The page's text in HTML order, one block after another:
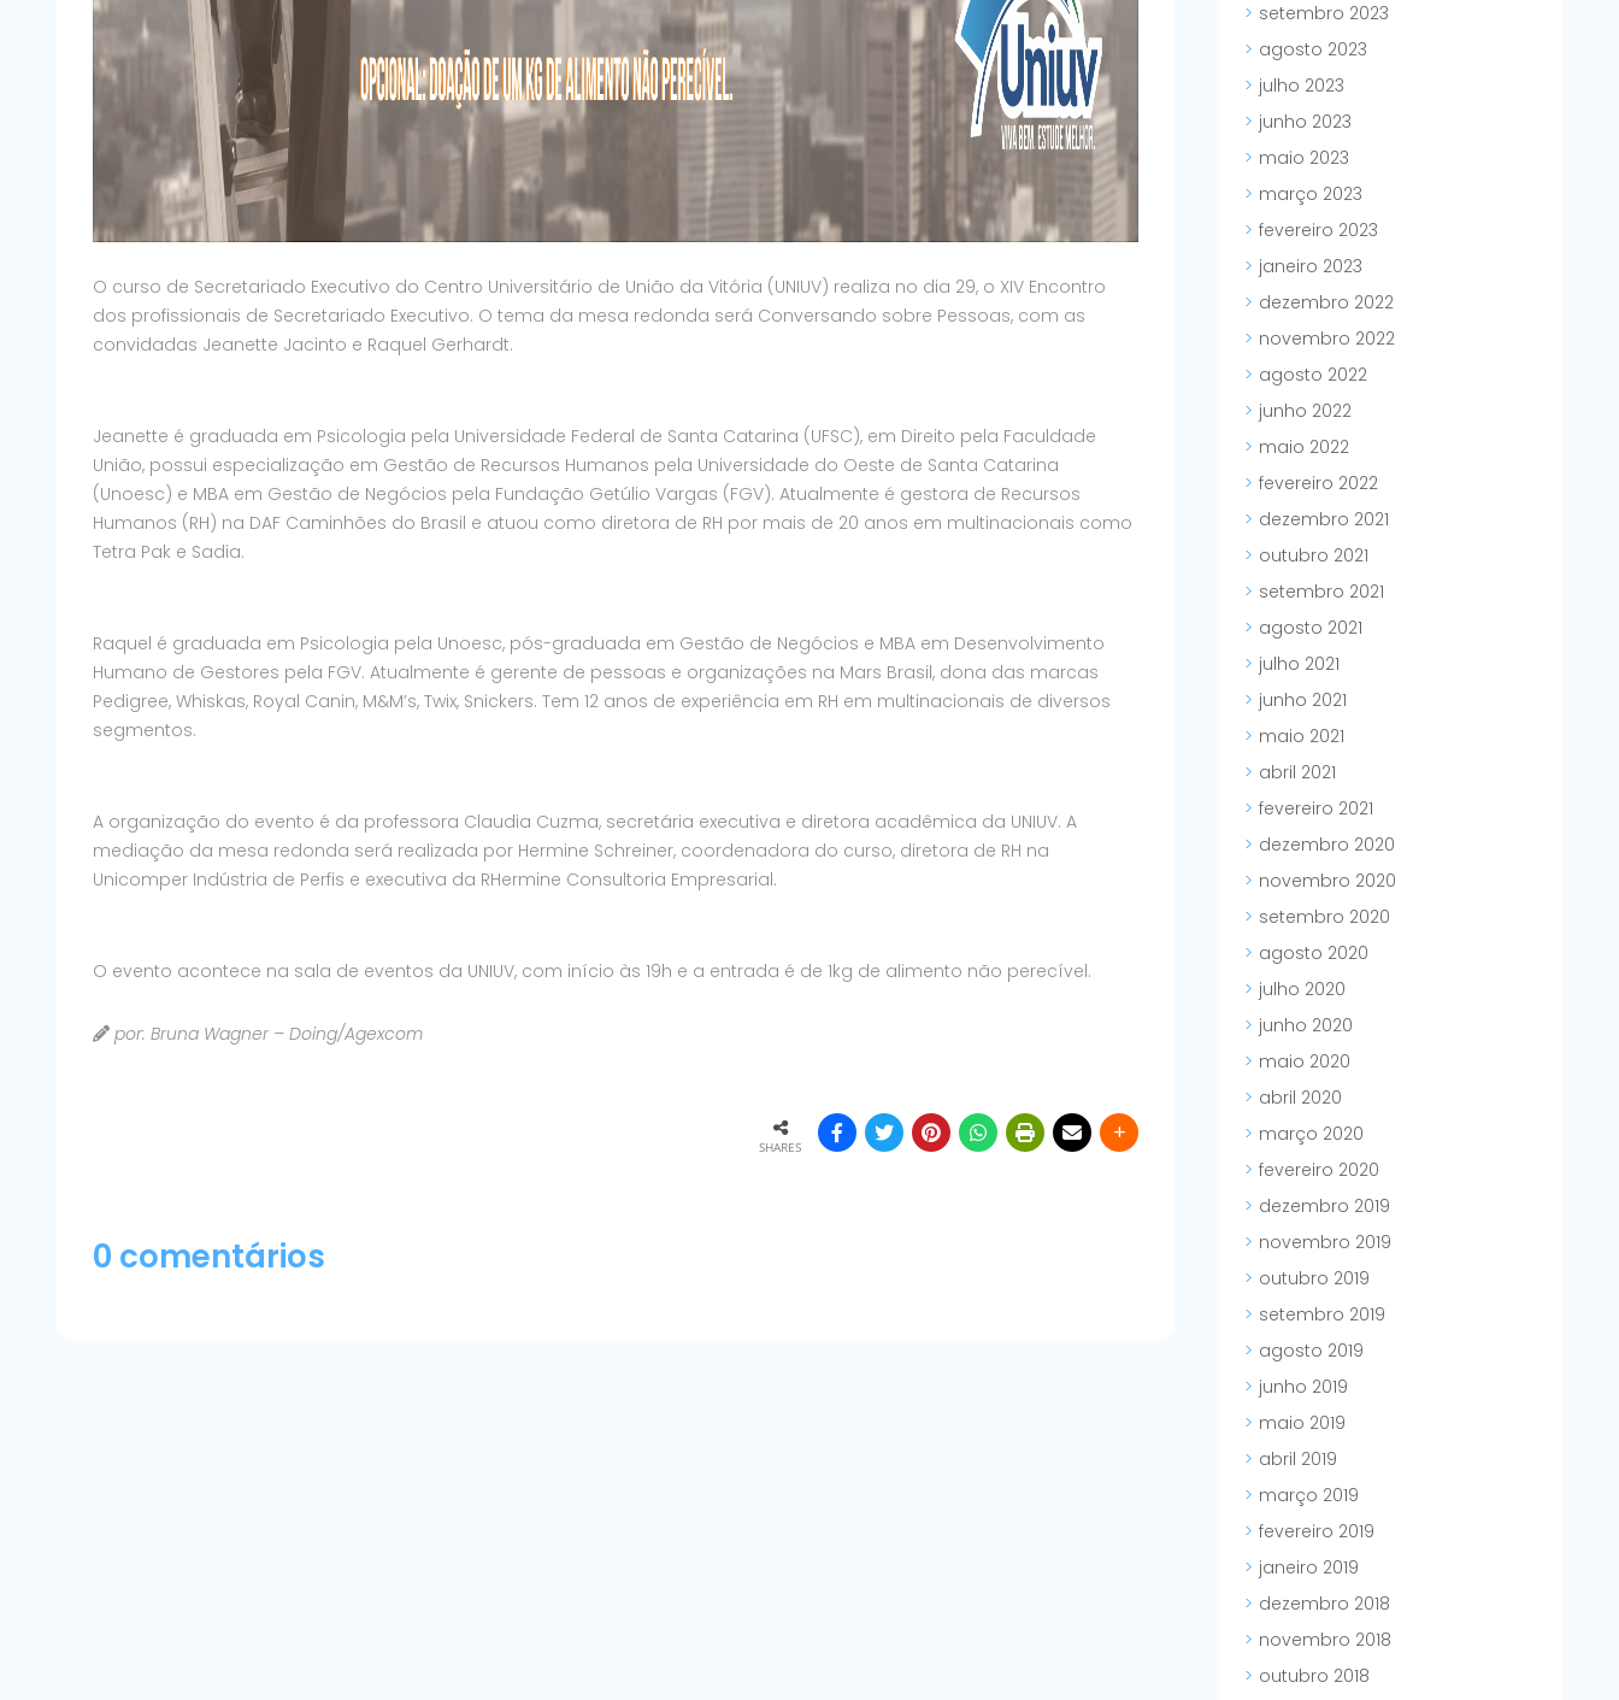
O curso de Secretariado Executivo do Centro Universitário de União da Vitória (UNIUV) realiza no dia 29, o XIV Encontro
dos profissionais de Secretariado Executivo. O tema da mesa redonda será Conversando sobre Pessoas, com as
convidadas Jeanette Jacinto e Raquel Gerhardt.
Jeanette é graduada em Psicologia pela Universidade Federal de Santa Catarina (UFSC), em Direito pela Faculdade
União, possui especialização em Gestão de Recursos Humanos pela Universidade do Oeste de Santa Catarina
(Unoesc) e MBA em Gestão de Negócios pela Fundação Getúlio Vargas (FGV). Atualmente é gestora de Recursos
Humanos (RH) na DAF Caminhões do Brasil e atuou como diretora de RH por mais de 20 anos em multinacionais como
Tetra Pak e Sadia.
Raquel é graduada em Psicologia pela Unoesc, pós-graduada em Gestão de Negócios e MBA em Desenvolvimento
Humano de Gestores pela FGV. Atualmente é gerente de pessoas e organizações na Mars Brasil, dona das marcas
Pedigree, Whiskas, Royal Canin, M&M’s, Twix, Snickers. Tem 12 anos de experiência em RH em multinacionais de diversos
segmentos.
A organização do evento é da professora Claudia Cuzma, secretária executiva e diretora acadêmica da UNIUV. A
mediação da mesa redonda será realizada por Hermine Schreiner, coordenadora do curso, diretora de RH na
Unicomper Indústria de Perfis e executiva da RHermine Consultoria Empresarial.
O evento acontece na sala de eventos da UNIUV, com início às 19h e a entrada é de 1kg de alimento não perecível.
por: Bruna Wagner – Doing/Agexcom
SHARES
0 comentários
setembro 2023
agosto 2023
julho 2023
junho 2023
maio 2023
março 2023
fevereiro 2023
janeiro 2023
dezembro 2022
novembro 2022
agosto 2022
junho 2022
maio 2022
fevereiro 2022
dezembro 2021
outubro 2021
setembro 2021
agosto 2021
julho 2021
junho 2021
maio 2021
abril 2021
fevereiro 2021
dezembro 2020
novembro 2020
setembro 2020
agosto 2020
julho 2020
junho 2020
maio 2020
abril 2020
março 2020
fevereiro 2020
dezembro 2019
novembro 2019
outubro 2019
setembro 2019
agosto 2019
junho 2019
maio 2019
abril 2019
março 2019
fevereiro 2019
janeiro 2019
dezembro 2018
novembro 2018
outubro 2018